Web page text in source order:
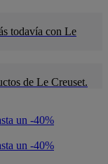
todavía con Le
de Le Creuset.
un -40%
un -40%